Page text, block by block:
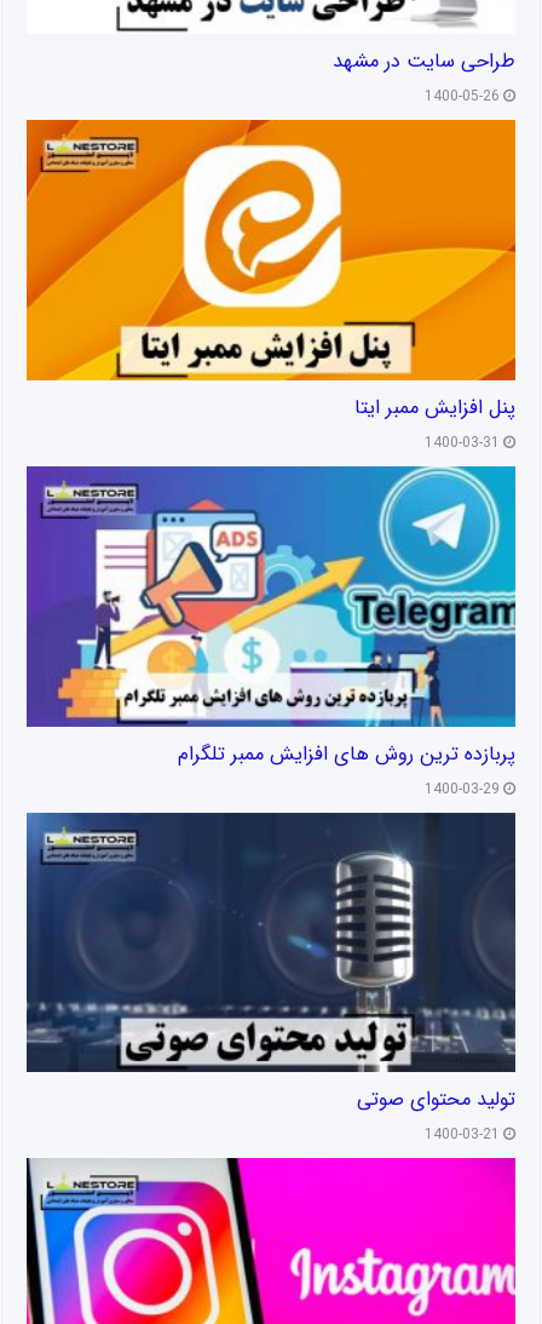
طراحی سایت در مشهد
1400-05-26
پنل افزایش ممبر ایتا
1400-03-31
پربازده ترین روش های افزایش ممبر تلگرام
1400-03-29
تولید محتوای صوتی
1400-03-21